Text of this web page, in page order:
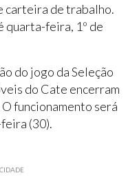
carteira de trabalho.
quarta-feira, 1º de
do jogo da Seleção
do Cate encerram
funcionamento será
(30).